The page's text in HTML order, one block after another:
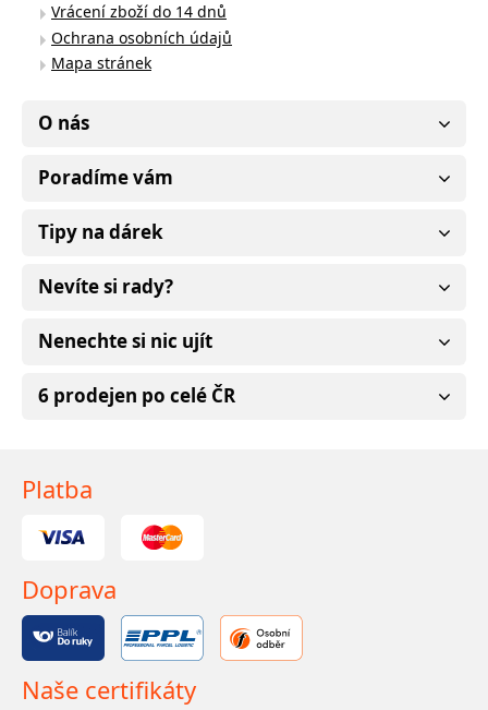
Vrácení zboží do 14 dnů
Ochrana osobních údajů
Mapa stránek
O nás
Poradíme vám
Tipy na dárek
Nevíte si rady?
Nenechte si nic ujít
6 prodejen po celé ČR
Platba
Doprava
Naše certifikáty